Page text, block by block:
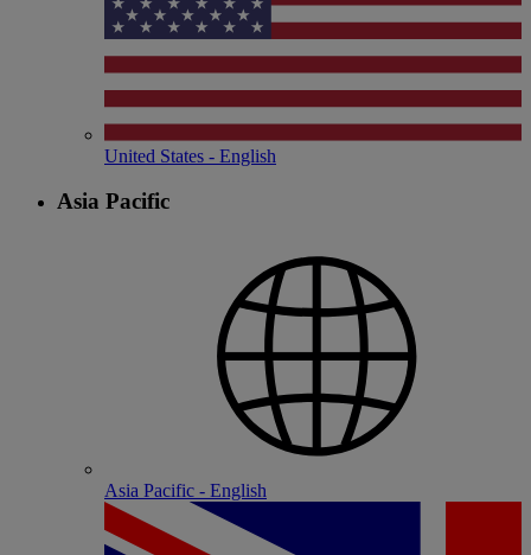
United States - English
Asia Pacific
Asia Pacific - English